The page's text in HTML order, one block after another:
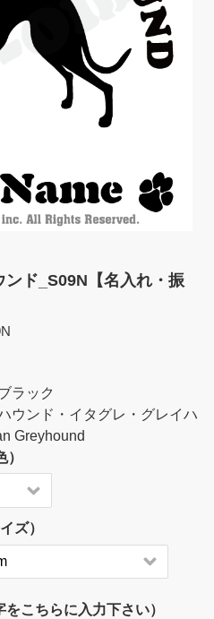
ド_S09N【名入れ・振
ラック
ウンド・イタグレ・グレイハ
Greyhound
ズ）
こちらに入力下さい）